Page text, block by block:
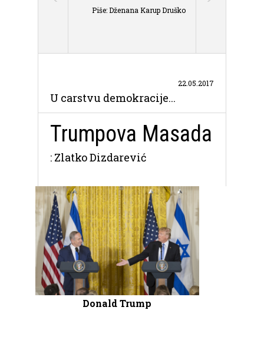
Piše: Dženana Karup Druško
U carstvu demokracije...
22.05.2017
Trumpova Masada
: Zlatko Dizdarević
Donald Trump